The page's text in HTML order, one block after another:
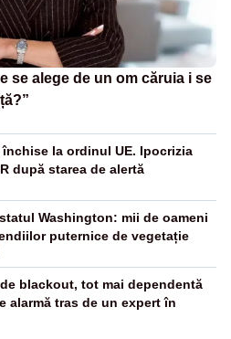
se alege de un om căruia i se
la ordinul UE. Ipocrizia
după starea de alertă
Washington: mii de oameni
puternice de vegetație
blackout, tot mai dependentă
alarmă tras de un expert în